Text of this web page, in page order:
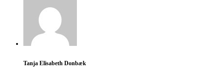
Tanja Elisabeth Donbæk